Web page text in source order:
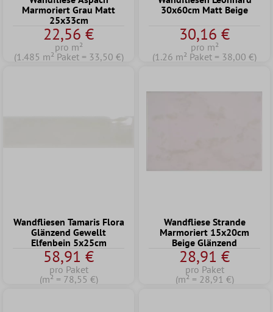
Marmoriert Grau Matt
25x33cm
22,56 €
pro m²
(1.485 m² Paket = 33,50 €)
30x60cm Matt Beige
30,16 €
pro m²
(1.26 m² Paket = 38,00 €)
Wandfliesen Tamaris Flora
Glänzend Gewellt
Elfenbein 5x25cm
58,91 €
pro Paket
(m² = 78,55 €)
Wandfliese Strande
Marmoriert 15x20cm
Beige Glänzend
28,91 €
pro Paket
(m² = 28,91 €)